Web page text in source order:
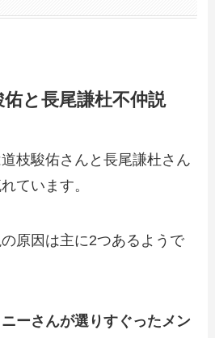
と長尾謙杜不仲説
枝駿佑さんと長尾謙杜さん
ています。
原因は主に2つあるようで
ーさんが選りすぐったメン